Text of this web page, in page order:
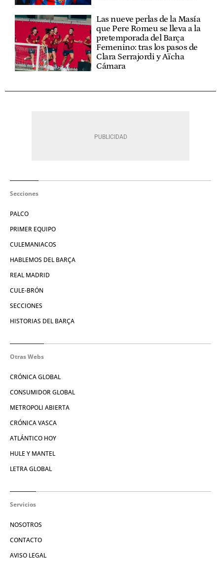
Las nueve perlas de la Masía
que Pere Romeu se lleva a la
pretemporada del Barça
Femenino: tras los pasos de
Clara Serrajordi y Aïcha
Cámara
Secciones
PALCO
PRIMER EQUIPO
CULEMANIACOS
HABLEMOS DEL BARÇA
REAL MADRID
CULE-BRÓN
SECCIONES
HISTORIAS DEL BARÇA
Otras Webs
CRÓNICA GLOBAL
CONSUMIDOR GLOBAL
METROPOLI ABIERTA
CRÓNICA VASCA
ATLÁNTICO HOY
HULE Y MANTEL
LETRA GLOBAL
Servicios
NOSOTROS
CONTACTO
AVISO LEGAL